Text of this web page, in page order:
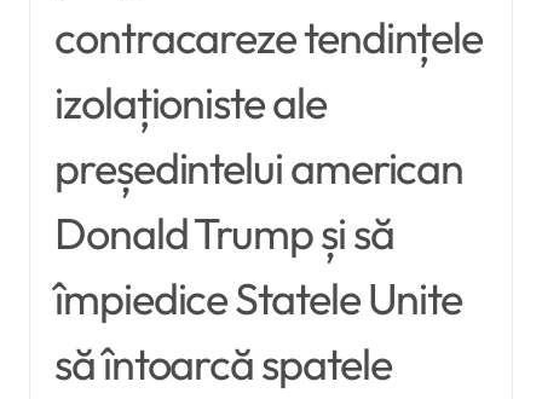
contracareze tendințele
izolaționiste ale
președintelui american
Donald Trump și să
împiedice Statele Unite
să întoarcă spatele